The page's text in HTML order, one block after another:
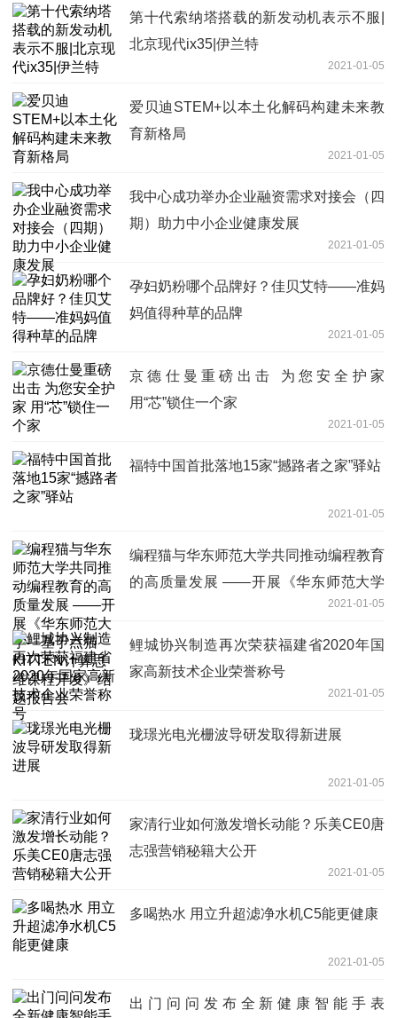
第十代索纳塔搭载的新发动机表示不服|
北京现代ix35|伊兰特
2021-01-05
爱贝迪STEM+以本土化解码构建未来教
育新格局
2021-01-05
我中心成功举办企业融资需求对接会（四
期）助力中小企业健康发展
2021-01-05
孕妇奶粉哪个品牌好？佳贝艾特——准妈
妈值得种草的品牌
2021-01-05
京德仕曼重磅出击 为您安全护家
用“芯”锁住一个家
2021-01-05
福特中国首批落地15家“撼路者之家”驿站
2021-01-05
编程猫与华东师范大学共同推动编程教育
的高质量发展 ——开展《华东师范大学
—基于点猫KITTEN计算思维课程开发》
结题报告会
2021-01-05
鲤城协兴制造再次荣获福建省2020年国
家高新技术企业荣誉称号
2021-01-05
珑璟光电光栅波导研发取得新进展
2021-01-05
家清行业如何激发增长动能？乐美CE0唐
志强营销秘籍大公开
2021-01-05
多喝热水 用立升超滤净水机C5能更健康
2021-01-05
出门问问发布全新健康智能手表